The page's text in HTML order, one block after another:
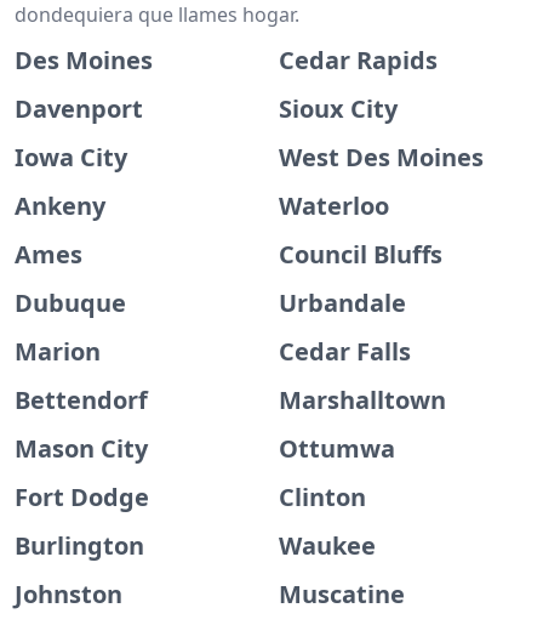
dondequiera que llames hogar.
Des Moines
Cedar Rapids
Davenport
Sioux City
Iowa City
West Des Moines
Ankeny
Waterloo
Ames
Council Bluffs
Dubuque
Urbandale
Marion
Cedar Falls
Bettendorf
Marshalltown
Mason City
Ottumwa
Fort Dodge
Clinton
Burlington
Waukee
Johnston
Muscatine